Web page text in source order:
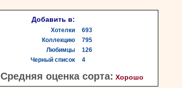
Добавить в:
Хотелки
693
Коллекцию
795
Любимцы
126
Черный список
4
Средняя оценка сорта: Хорошо